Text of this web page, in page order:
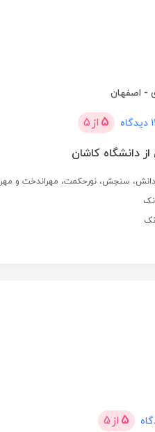
- اصفهان
5 از 5
دانشگاه کاشان
5 از 5